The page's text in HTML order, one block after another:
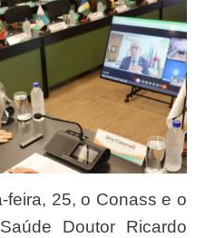
Doutor Ricardo